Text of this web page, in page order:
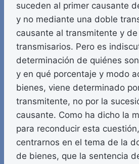
suceden al primer causante
y no mediante una doble
causante al transmitente y
transmisarios. Pero es
determinación de quiénes
y en qué porcentaje y modo
bienes, viene determinado
transmitente, no por la
causante. Como ha dicho la
para reconducir esta
centrarnos en el tema de la
de bienes, que la sentencia